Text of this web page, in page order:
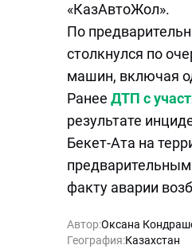
«КазАвтоЖол».
По
столкнулся по
машин, включая
Ранее ДТП с
результате
Бекет-Ата на
факту аварии
Автор:Оксана
География:Казахстан